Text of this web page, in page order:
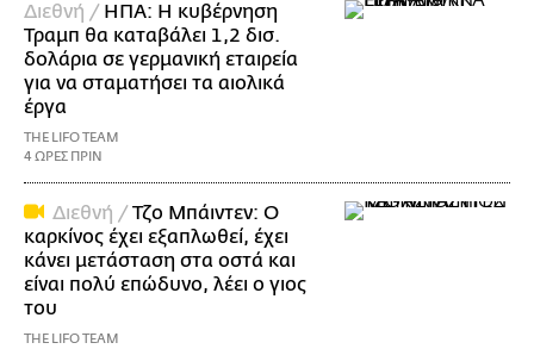
Διεθνή / ΗΠΑ: Η κυβέρνηση
Τραμπ θα καταβάλει 1,2 δισ.
δολάρια σε γερμανική εταιρεία
για να σταματήσει τα αιολικά
έργα
THE LIFO TEAM
4 ΩΡΕΣ ΠΡΙΝ
Διεθνή /Τζο Μπάιντεν: Ο
καρκίνος έχει εξαπλωθεί, έχει
κάνει μετάσταση στα οστά και
είναι πολύ επώδυνο, λέει ο γιος
του
THE LIFO TEAM